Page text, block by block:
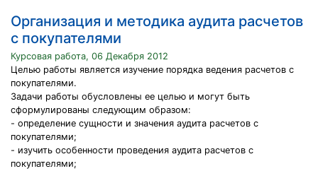
Организация и методика аудита расчетов
с покупателями
Курсовая работа, 06 Декабря 2012
Целью работы является изучение порядка ведения расчетов с
покупателями.
Задачи работы обусловлены ее целью и могут быть
сформулированы следующим образом:
- определение сущности и значения аудита расчетов с
покупателями;
- изучить особенности проведения аудита расчетов с
покупателями;